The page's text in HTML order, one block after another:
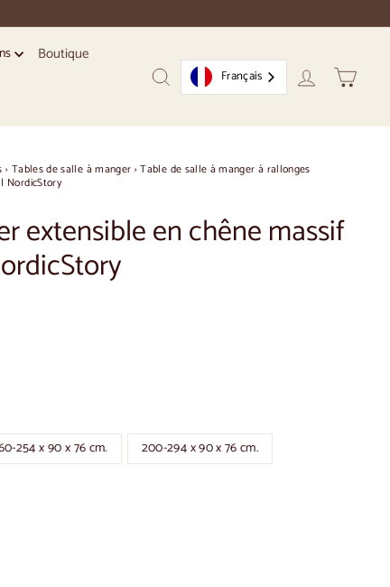
Boutique
Recherche Français CompteChariot
› Tables de salle à manger ›Table de salle à manger à rallonges
NordicStory
extensible en chêne massif
254 x 90 x 76 cm. 200-294 x 90 x 76 cm.